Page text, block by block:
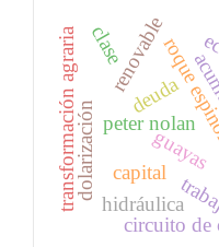
roque
guayas
peter nolan
deuda
circuito de
dolarización capital
renovable
hidráulica
clase
transformación agraria